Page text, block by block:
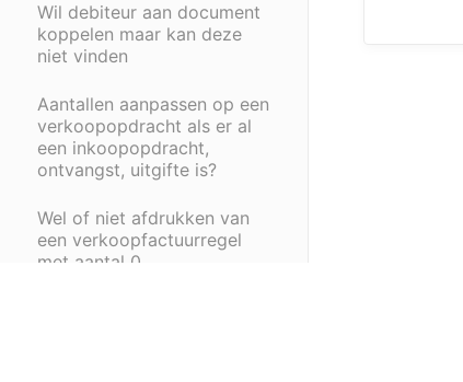
Wil debiteur aan document
koppelen maar kan deze
niet vinden
Aantallen aanpassen op een
verkoopopdracht als er al
een inkoopopdracht,
ontvangst, uitgifte is?
Wel of niet afdrukken van
een verkoopfactuurregel
met aantal 0